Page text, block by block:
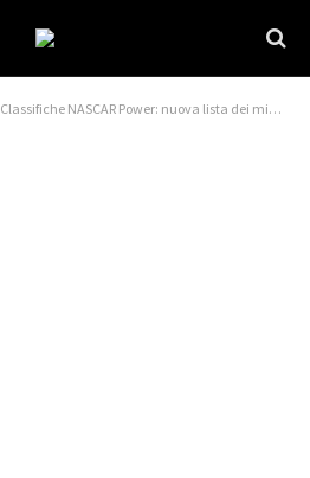
Classifiche NASCAR Power: nuova lista dei migliori n. 1 dopo Nashville